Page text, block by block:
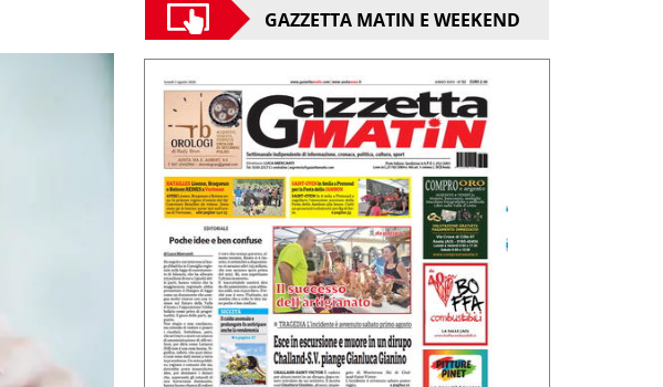
GAZZETTA MATIN E WEEKEND